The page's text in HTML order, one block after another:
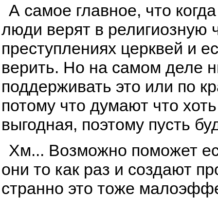
А самое главное, что
люди верят в религиозную
преступлениях церквей и
верить. Но на самом деле
поддерживать это или по
потому что думают что
выгодная, поэтому пусть
Хм... Возможно поможет
они то как раз и создают
странно это тоже